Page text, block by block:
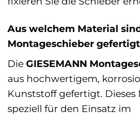
Aus welchem Material
Montageschieber
Die GIESEMANN
aus hochwertigem,
Kunststoff gefertigt. Dieses
speziell für den Einsatz im